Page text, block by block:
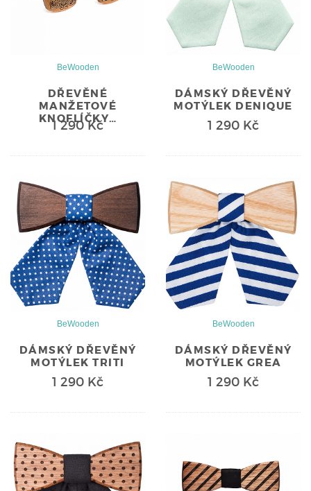
BeWooden
DŘEVĚNÉ
MANŽETOVÉ
KNOFLÍČKY…
1 290 Kč
BeWooden
DÁMSKÝ DŘEVĚNÝ
MOTÝLEK DENIQUE
1 290 Kč
BeWooden
DÁMSKÝ DŘEVĚNÝ
MOTÝLEK TRITI
1 290 Kč
BeWooden
DÁMSKÝ DŘEVĚNÝ
MOTÝLEK GREA
1 290 Kč